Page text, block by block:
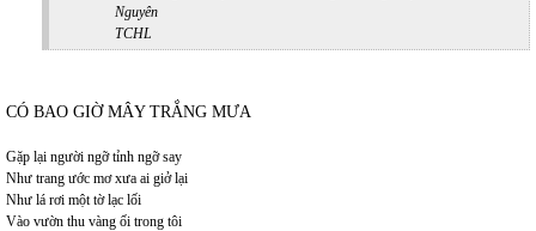
Nguyên
TCHL
CÓ BAO GIỜ MÂY TRẮNG MƯA
Gặp lại người ngỡ tỉnh ngỡ say
Như trang ước mơ xưa ai giở lại
Như lá rơi một tờ lạc lối
Vào vườn thu vàng ối trong tôi